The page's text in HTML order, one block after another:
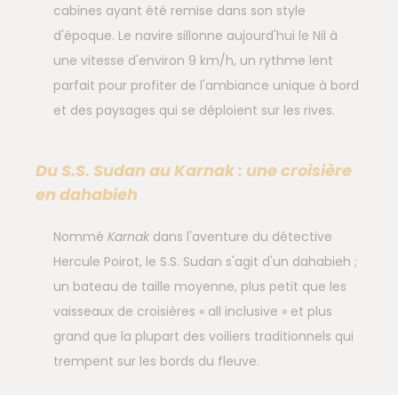
cabines ayant été remise dans son style
d'époque. Le navire sillonne aujourd'hui le Nil à
une vitesse d'environ 9 km/h, un rythme lent
parfait pour profiter de l'ambiance unique à bord
et des paysages qui se déploient sur les rives.
Du S.S. Sudan au Karnak : une croisière
en dahabieh
Nommé Karnak dans l'aventure du détective
Hercule Poirot, le S.S. Sudan s'agit d'un dahabieh ;
un bateau de taille moyenne, plus petit que les
vaisseaux de croisières « all inclusive » et plus
grand que la plupart des voiliers traditionnels qui
trempent sur les bords du fleuve.